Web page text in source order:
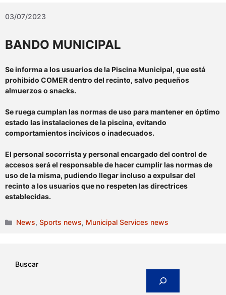
03/07/2023
BANDO MUNICIPAL
Se informa a los usuarios de la Piscina Municipal, que está
prohibido COMER dentro del recinto, salvo pequeños
almuerzos o snacks.
Se ruega cumplan las normas de uso para mantener en óptimo
estado las instalaciones de la piscina, evitando
comportamientos incívicos o inadecuados.
El personal socorrista y personal encargado del control de
accesos será el responsable de hacer cumplir las normas de
uso de la misma, pudiendo llegar incluso a expulsar del
recinto a los usuarios que no respeten las directrices
establecidas.
Categories
News,Sports news, Municipal Services news
Buscar